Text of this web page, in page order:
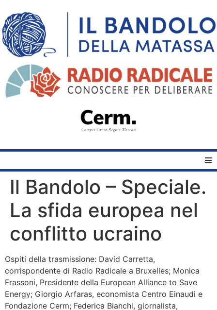
Home
Quelli del Bandolo
Bandolo
Connessioni
Fondazione CERM
Il Bandolo – Speciale.
La sfida europea nel
conflitto ucraino
Ospiti della trasmissione: David Carretta,
corrispondente di Radio Radicale a Bruxelles; Monica
Frassoni, Presidente della European Alliance to Save
Energy; Giorgio Arfaras, economista Centro Einaudi e
Fondazione Cerm; Federica Bianchi, giornalista,